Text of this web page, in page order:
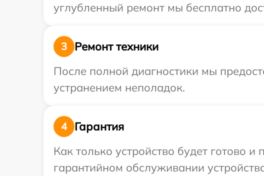
углубленный ремонт мы бесплатно
3
Ремонт техники
После полной диагностики мы
устранением неполадок.
4
Гарантия
Как только устройство будет готово
гарантийном обслуживании